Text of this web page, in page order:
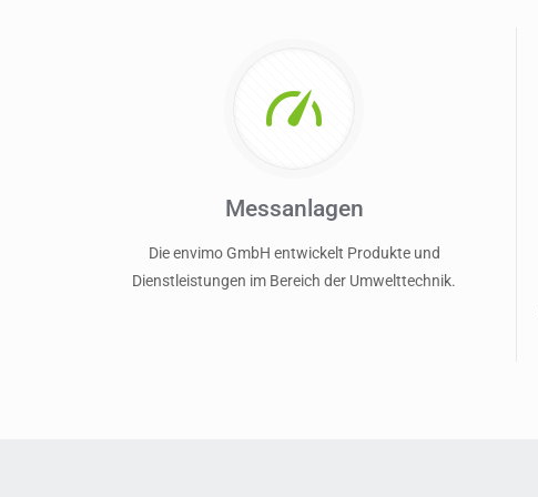
Messanlagen
Die envimo GmbH entwickelt Produkte und
Dienstleistungen im Bereich der Umwelttechnik.